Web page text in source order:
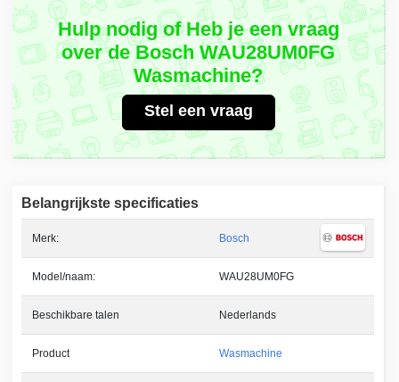
Hulp nodig of Heb je een vraag
over de Bosch WAU28UM0FG
Wasmachine?
Stel een vraag
Belangrijkste specificaties
Merk: Bosch
Model/naam: WAU28UM0FG
Beschikbare talen Nederlands
Product Wasmachine